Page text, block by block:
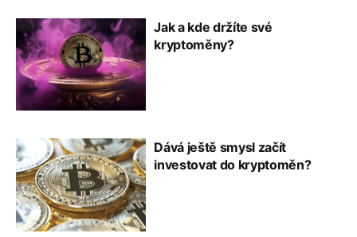
Jak a kde držíte své
kryptoměny?
Dává ještě smysl začít
investovat do kryptoměn?